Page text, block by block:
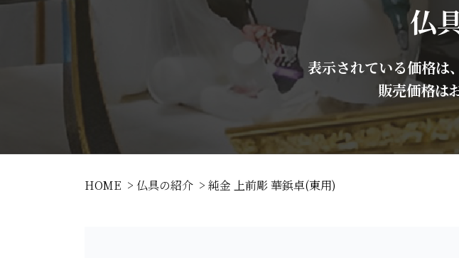
仏
表示されている価格は
販売価格は
HOME 仏具の紹介 純金 上前彫 華鋲卓(東用)